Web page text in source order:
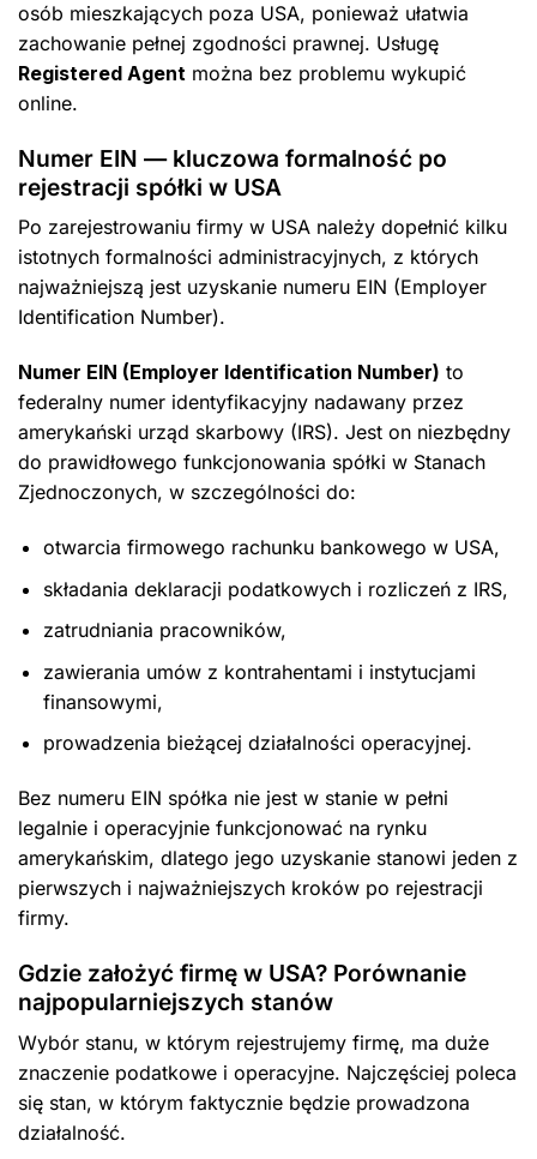
osób mieszkających poza USA, ponieważ ułatwia
zachowanie pełnej zgodności prawnej. Usługę
Registered Agent można bez problemu wykupić
online.
Numer EIN — kluczowa formalność po
rejestracji spółki w USA
Po zarejestrowaniu firmy w USA należy dopełnić kilku
istotnych formalności administracyjnych, z których
najważniejszą jest uzyskanie numeru EIN (Employer
Identification Number).
Numer EIN (Employer Identification Number) to
federalny numer identyfikacyjny nadawany przez
amerykański urząd skarbowy (IRS). Jest on niezbędny
do prawidłowego funkcjonowania spółki w Stanach
Zjednoczonych, w szczególności do:
otwarcia firmowego rachunku bankowego w USA,
składania deklaracji podatkowych i rozliczeń z IRS,
zatrudniania pracowników,
zawierania umów z kontrahentami i instytucjami
finansowymi,
prowadzenia bieżącej działalności operacyjnej.
Bez numeru EIN spółka nie jest w stanie w pełni
legalnie i operacyjnie funkcjonować na rynku
amerykańskim, dlatego jego uzyskanie stanowi jeden z
pierwszych i najważniejszych kroków po rejestracji
firmy.
Gdzie założyć firmę w USA? Porównanie
najpopularniejszych stanów
Wybór stanu, w którym rejestrujemy firmę, ma duże
znaczenie podatkowe i operacyjne. Najczęściej poleca
się stan, w którym faktycznie będzie prowadzona
działalność.